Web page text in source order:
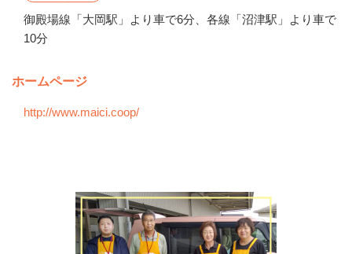
御殿場線「大岡駅」より車で6分、各線「沼津駅」より車で
10分
ホームページ
http://www.maici.coop/